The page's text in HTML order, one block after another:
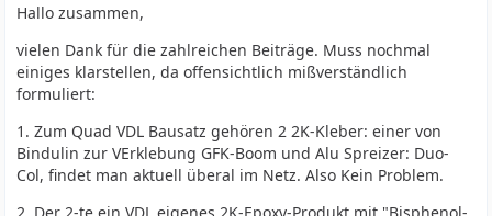
Hallo zusammen,
vielen Dank für die zahlreichen Beiträge. Muss nochmal
einiges klarstellen, da offensichtlich mißverständlich
formuliert:
1. Zum Quad VDL Bausatz gehören 2 2K-Kleber: einer von
Bindulin zur VErklebung GFK-Boom und Alu Spreizer: Duo-
Col, findet man aktuell überal im Netz. Also Kein Problem.